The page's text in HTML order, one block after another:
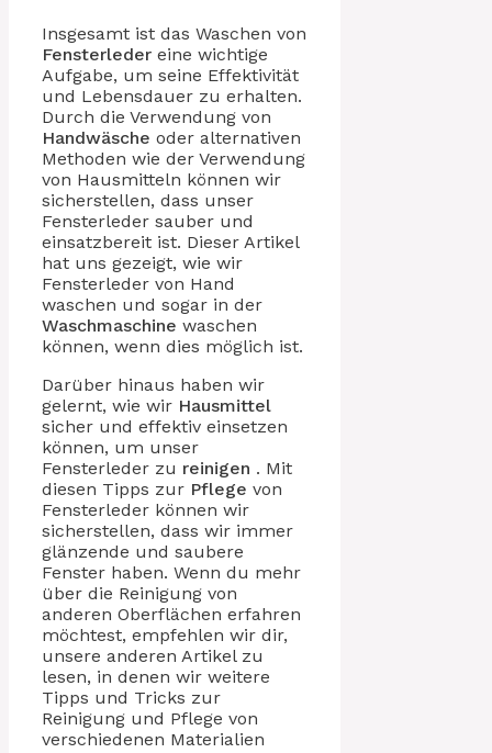
Insgesamt ist das Waschen von
Fensterleder eine wichtige
Aufgabe, um seine Effektivität
und Lebensdauer zu erhalten.
Durch die Verwendung von
Handwäsche oder alternativen
Methoden wie der Verwendung
von Hausmitteln können wir
sicherstellen, dass unser
Fensterleder sauber und
einsatzbereit ist. Dieser Artikel
hat uns gezeigt, wie wir
Fensterleder von Hand
waschen und sogar in der
Waschmaschine waschen
können, wenn dies möglich ist.
Darüber hinaus haben wir
gelernt, wie wir Hausmittel
sicher und effektiv einsetzen
können, um unser
Fensterleder zu reinigen . Mit
diesen Tipps zur Pflege von
Fensterleder können wir
sicherstellen, dass wir immer
glänzende und saubere
Fenster haben. Wenn du mehr
über die Reinigung von
anderen Oberflächen erfahren
möchtest, empfehlen wir dir,
unsere anderen Artikel zu
lesen, in denen wir weitere
Tipps und Tricks zur
Reinigung und Pflege von
verschiedenen Materialien